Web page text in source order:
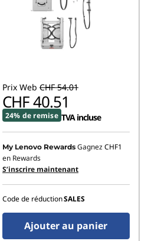
Prix Web CHF 54.01
CHF 40.51
24% de remise TVA incluse
My Lenovo Rewards GagnezCHF1
en Rewards
S’inscrire maintenant
Code de réductionSALES
Ajouter au panier